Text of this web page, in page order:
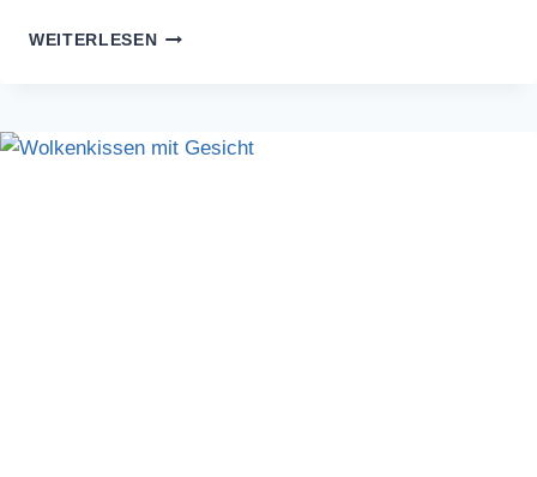
WEITERLESENSCHÜRZENKLEIDCHEN